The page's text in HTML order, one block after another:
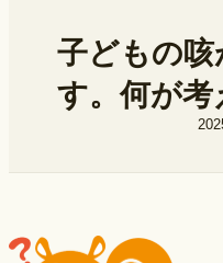
子どもの咳
す。何が考